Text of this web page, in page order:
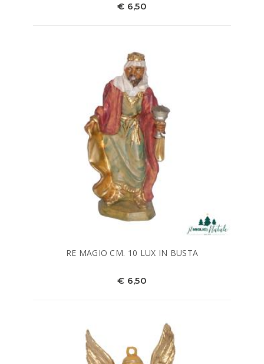
€ 6,50
RE MAGIO CM. 10 LUX IN BUSTA
€ 6,50